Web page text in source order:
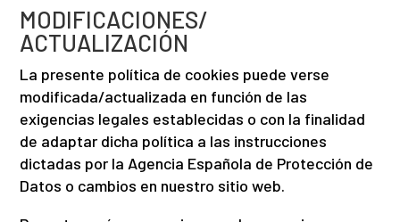
MODIFICACIONES/
ACTUALIZACIÓN
La presente política de cookies puede verse
modificada/actualizada en función de las
exigencias legales establecidas o con la finalidad
de adaptar dicha política a las instrucciones
dictadas por la Agencia Española de Protección de
Datos o cambios en nuestro sitio web.